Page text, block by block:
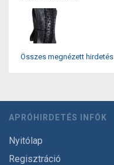
Összes megnézett hirdetés
APRÓHIRDETÉS INFÓK
Nyitólap
Regisztráció